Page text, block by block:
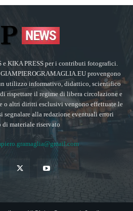
e KIKA PRESS per i contributi fotografici.
provengono
utilizzo informativo, didattico, scientifico
rispettare il regime di libera circolazione e
o altri diritti esclusivi vengono effettuate le
segnalare alla redazione eventuali errori
di materiale riservato